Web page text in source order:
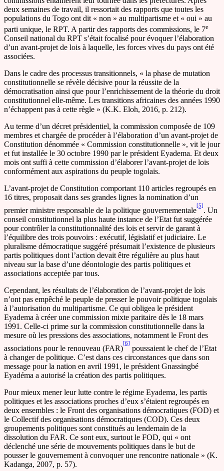
deux semaines de travail, il ressortait des rapports que toutes les
populations du Togo ont dit « non » au multipartisme et « oui » au
parti unique, le RPT. A partir des rapports des commissions, le 7e
Conseil national du RPT s’était focalisé pour évoquer l’élaboration
d’un avant-projet de lois à laquelle, les forces vives du pays ont été
associées.
Dans le cadre des processus transitionnels, « la phase de mutation
constitutionnelle se révèle décisive pour la réussite de la
démocratisation ainsi que pour l’enrichissement de la théorie du droit
constitutionnel elle-même. Les transitions africaines des années 1990
n’échappent pas à cette règle » (K.K. Eloh, 2016, p. 212).
Au terme d’un décret présidentiel, la commission composée de 109
membres et chargée de procéder à l’élaboration d’un avant-projet de
Constitution dénommée « Commission constitutionnelle », vit le jour
et fut installée le 30 octobre 1990 par le président Eyadema. Et deux
mois ont suffi à cette commission d’élaborer l’avant-projet de lois
conformément aux aspirations du peuple togolais.
L’avant-projet de Constitution comportant 110 articles regroupés en
16 titres, proposait dans ses grandes lignes la nomination d’un
premier ministre responsable de la politique gouvernementale
[5]
. Un
conseil constitutionnel la plus haute instance de l’Etat fut suggérée
pour contrôler la constitutionnalité des lois et servir de garant à
l’équilibre des trois pouvoirs : exécutif, législatif et judiciaire. Le
pluralisme démocratique suggéré présumait l’existence de plusieurs
partis politiques dont l’action devait être régulière au plus haut
niveau sur la base d’une déontologie des partis politiques et
associations acceptée par tous.
Cependant, les résultats de l’élaboration de l’avant-projet de lois
n’ont pas empêché le peuple de presser le pouvoir politique togolais
à l’autorisation du multipartisme. Ce qui obligea le président
Eyadema à créer une commission mixte paritaire dès le 18 mars
1991. Celle-ci prime sur la commission constitutionnelle dans la
mesure où les pressions des associations, notamment le Front des
associations pour le renouveau (FAR)
[6]
poussaient le chef de l’Etat
à changer de politique. C’est dans ces circonstances que dans son
message pour la nation en avril 1991, le président Gnassingbé
Eyadéma a autorisé la création des partis politiques.
Pour mieux mener leur lutte contre le régime Eyadema, les partis
politiques et les associations proches d’eux s’étaient regroupés en
deux ensembles : le Front des organisations démocratiques (FOD) et
le Collectif des organisations démocratiques (COD). Ces deux
groupements politiques sont constitués au lendemain de la
dissolution du FAR. Ce sont eux, surtout le FOD, qui « ont
déclenché une série de mouvements politiques dans le but de
pousser le gouvernement à convoquer une rencontre nationale » (K.
Kadanga, 2007, p. 57).